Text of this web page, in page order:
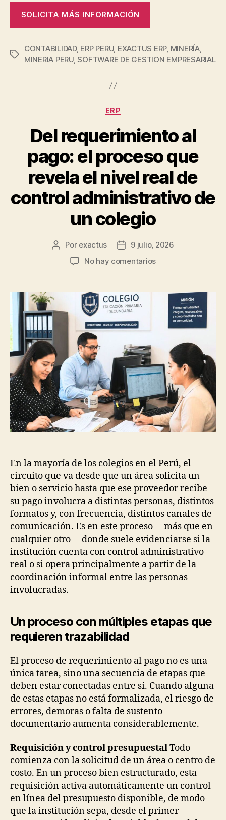
SOLICITA MÁS INFORMACIÓN
CONTABILIDAD, ERP PERU, EXACTUS ERP, MINERÍA,
MINERIA PERU,SOFTWARE DE GESTION EMPRESARIAL
ERP
Del requerimiento al
pago: el proceso que
revela el nivel real de
control administrativo de
un colegio
Por exactus
9 julio, 2026
No hay comentarios
En la mayoría de los colegios en el Perú, el
circuito que va desde que un área solicita un
bien o servicio hasta que ese proveedor recibe
su pago involucra a distintas personas, distintos
formatos y, con frecuencia, distintos canales de
comunicación. Es en este proceso —más que en
cualquier otro— donde suele evidenciarse si la
institución cuenta con control administrativo
real o si opera principalmente a partir de la
coordinación informal entre las personas
involucradas.
Un proceso con múltiples etapas que
requieren trazabilidad
El proceso de requerimiento al pago no es una
única tarea, sino una secuencia de etapas que
deben estar conectadas entre sí. Cuando alguna
de estas etapas no está formalizada, el riesgo de
errores, demoras o falta de sustento
documentario aumenta considerablemente.
Requisición y control presupuestalTodo
comienza con la solicitud de un área o centro de
costo. En un proceso bien estructurado, esta
requisición activa automáticamente un control
en línea del presupuesto disponible, de modo
que la institución sepa, desde el primer